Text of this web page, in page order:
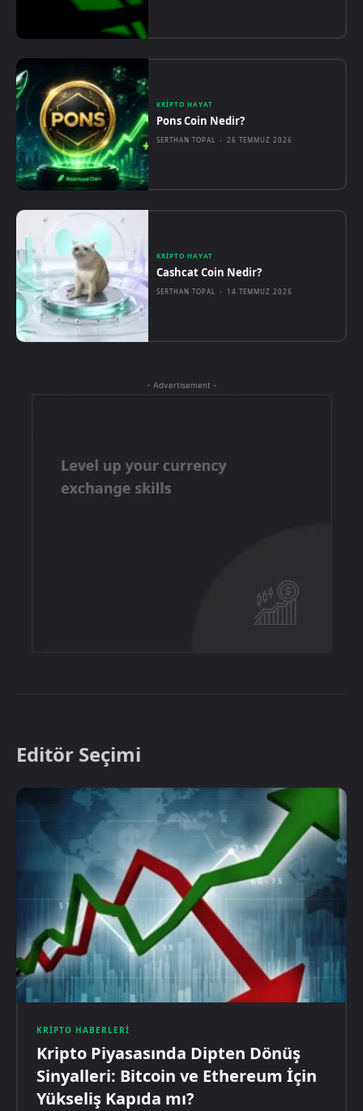
KRIPTO HAYAT
Pons Coin Nedir?
SERTHAN TOPAL - 26 TEMMUZ 2026
KRIPTO HAYAT
Cashcat Coin Nedir?
SERTHAN TOPAL - 14 TEMMUZ 2026
- Advertisement -
Editör Seçimi
KRIPTO HABERLERI
Kripto Piyasasında Dipten Dönüş
Sinyalleri: Bitcoin ve Ethereum İçin
Yükseliş Kapıda mı?